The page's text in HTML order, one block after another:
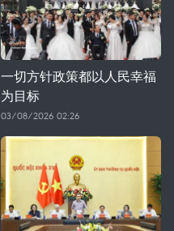
一切方针政策都以人民幸福
为目标
03/08/2026 02:26